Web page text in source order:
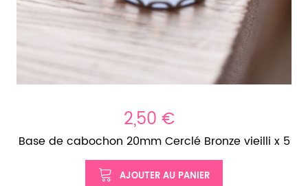
2,50 €
Base de cabochon 20mm Cerclé Bronze vieilli x 5
AJOUTER AU PANIER